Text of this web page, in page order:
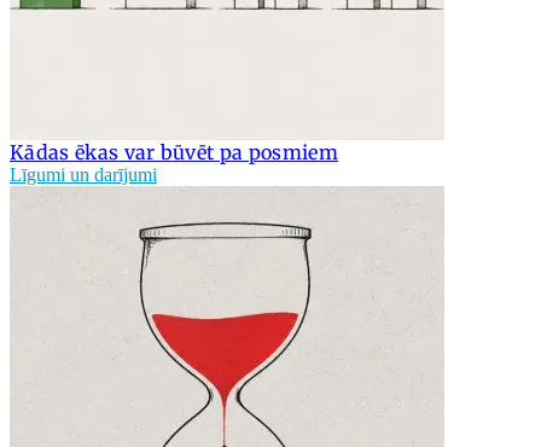
Kādas ēkas var būvēt pa posmiem
Līgumi un darījumi